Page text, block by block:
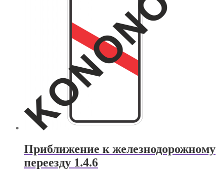
Опции
можно
выбрать
на
Приближение к железнодорожному
переезду 1.4.6